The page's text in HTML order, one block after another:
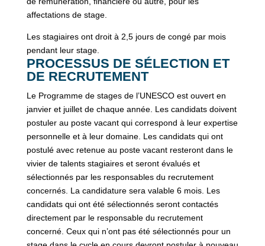
affectations de stage.
Les stagiaires ont droit à 2,5 jours de congé par mois
pendant leur stage.
PROCESSUS DE SÉLECTION ET
DE RECRUTEMENT
Le Programme de stages de l’UNESCO est ouvert en
janvier et juillet de chaque année. Les candidats doivent
postuler au poste vacant qui correspond à leur expertise
personnelle et à leur domaine. Les candidats qui ont
postulé avec retenue au poste vacant resteront dans le
vivier de talents stagiaires et seront évalués et
sélectionnés par les responsables du recrutement
concernés. La candidature sera valable 6 mois. Les
candidats qui ont été sélectionnés seront contactés
directement par le responsable du recrutement
concerné. Ceux qui n’ont pas été sélectionnés pour un